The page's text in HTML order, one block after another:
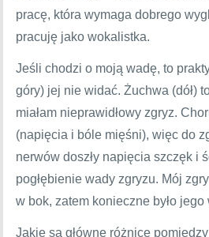
pracę, która wymaga dobrego
pracuję jako wokalistka.
Jeśli chodzi o moją wadę, to
góry) jej nie widać. Żuchwa (dół)
miałam nieprawidłowy zgryz.
(napięcia i bóle mięśni), więc do
nerwów doszły napięcia szczęk i
pogłębienie wady zgryzu. Mój
w bok, zatem konieczne było jego
Jakie są główne różnice